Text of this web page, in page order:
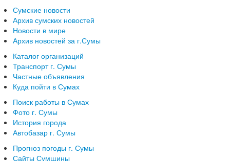
Сумские новости
Архив сумских новостей
Новости в мире
Архив новостей за г.Сумы
Каталог организаций
Транспорт г. Сумы
Частные объявления
Куда пойти в Сумах
Поиск работы в Сумах
Фото г. Сумы
История города
Автобазар г. Сумы
Прогноз погоды г. Сумы
Сайты Сумщины